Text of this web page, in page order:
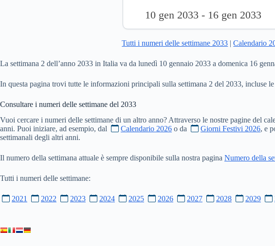
10 gen 2033 - 16 gen 2033
Tutti i numeri delle settimane 2033 |Calendario
La settimana 2 dell’anno 2033 in Italia va da lunedì 10 gennaio 2033 a domenica 16
In questa pagina trovi tutte le informazioni principali sulla settimana 2 del 2033, incluse
Consultare i numeri delle settimane del 2033
Vuoi cercare i numeri delle settimane di un altro anno? Attraverso le nostre pagine del
anni. Puoi iniziare, ad esempio, dal
Calendario 2026 o da Giorni Festivi 2026, e
settimanali degli altri anni.
Il numero della settimana attuale è sempre disponibile sulla nostra pagina Numero della
Tutti i numeri delle settimane:
2021 2022 2023 2024 2025 2026 2027 2028 2029